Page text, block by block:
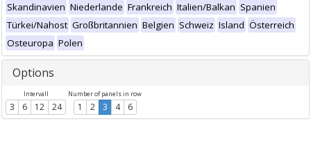
Skandinavien Niederlande Frankreich Italien/Balkan Spanien
Türkei/Nahost Großbritannien Belgien Schweiz Island Österreich
Osteuropa Polen
Options
Intervall
3 6 12 24
Number of panels in row
1 2 3 4 6